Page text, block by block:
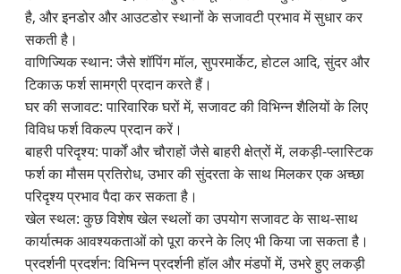
है, और इनडोर और आउटडोर स्थानों के सजावटी प्रभाव में सुधार कर
सकती है।
वाणिज्यिक स्थान: जैसे शॉपिंग मॉल, सुपरमार्केट, होटल आदि, सुंदर और
टिकाऊ फर्श सामग्री प्रदान करते हैं।
घर की सजावट: पारिवारिक घरों में, सजावट की विभिन्न शैलियों के लिए
विविध फर्श विकल्प प्रदान करें।
बाहरी परिदृश्य: पार्कों और चौराहों जैसे बाहरी क्षेत्रों में, लकड़ी-प्लास्टिक
फर्श का मौसम प्रतिरोध, उभार की सुंदरता के साथ मिलकर एक अच्छा
परिदृश्य प्रभाव पैदा कर सकता है।
खेल स्थल: कुछ विशेष खेल स्थलों का उपयोग सजावट के साथ-साथ
कार्यात्मक आवश्यकताओं को पूरा करने के लिए भी किया जा सकता है।
प्रदर्शनी प्रदर्शन: विभिन्न प्रदर्शनी हॉल और मंडपों में, उभरे हुए लकड़ी